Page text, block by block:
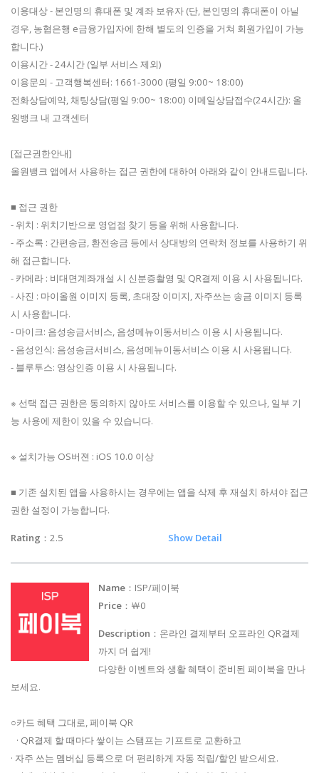
이용대상 - 본인명의 휴대폰 및 계좌 보유자 (단, 본인명의 휴대폰이 아닐
경우, 농협은행 e금융가입자에 한해 별도의 인증을 거쳐 회원가입이 가능
합니다.)
이용시간 - 24시간 (일부 서비스 제외)
이용문의 - 고객행복센터: 1661-3000 (평일 9:00~ 18:00)
전화상담예약, 채팅상담(평일 9:00~ 18:00) 이메일상담접수(24시간): 올
원뱅크 내 고객센터
[접근권한안내]
올원뱅크 앱에서 사용하는 접근 권한에 대하여 아래와 같이 안내드립니다.
■ 접근 권한
- 위치 : 위치기반으로 영업점 찾기 등을 위해 사용합니다.
- 주소록 : 간편송금, 환전송금 등에서 상대방의 연락처 정보를 사용하기 위
해 접근합니다.
- 카메라 : 비대면계좌개설 시 신분증촬영 및 QR결제 이용 시 사용됩니다.
- 사진 : 마이올원 이미지 등록, 초대장 이미지, 자주쓰는 송금 이미지 등록
시 사용합니다.
- 마이크: 음성송금서비스, 음성메뉴이동서비스 이용 시 사용됩니다.
- 음성인식: 음성송금서비스, 음성메뉴이동서비스 이용 시 사용됩니다.
- 블루투스: 영상인증 이용 시 사용됩니다.
※ 선택 접근 권한은 동의하지 않아도 서비스를 이용할 수 있으나, 일부 기
능 사용에 제한이 있을 수 있습니다.
※ 설치가능 OS버젼 : iOS 10.0 이상
■ 기존 설치된 앱을 사용하시는 경우에는 앱을 삭제 후 재설치 하셔야 접근
권한 설정이 가능합니다.
Rating ：2.5 Show Detail
Name ：ISP/페이북
Price ：￦0
Description ：온라인 결제부터 오프라인 QR결제
까지 더 쉽게!
다양한 이벤트와 생활 혜택이 준비된 페이북을 만나
보세요.
○카드 혜택 그대로, 페이북 QR
· QR결제 할 때마다 쌓이는 스탬프는 기프트로 교환하고
· 자주 쓰는 멤버십 등록으로 더 편리하게 자동 적립/할인 받으세요.